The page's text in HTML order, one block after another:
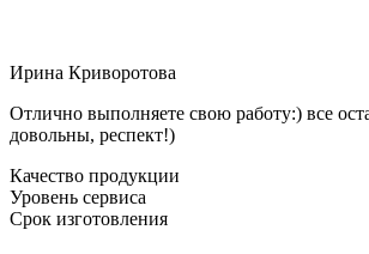
Ирина Криворотова
Отлично выполняете свою работу:) все
довольны, респект!)
Качество продукции
Уровень сервиса
Срок изготовления